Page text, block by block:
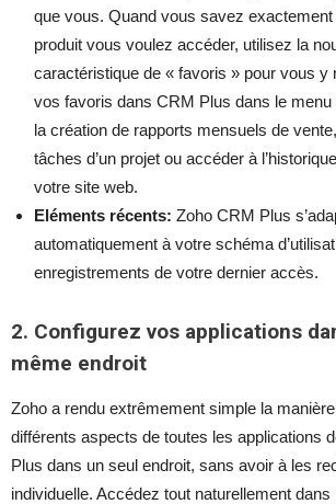
que vous. Quand vous savez exactement
produit vous voulez accéder, utilisez la
caractéristique de « favoris » pour vous y
vos favoris dans CRM Plus dans le menu
la création de rapports mensuels de
tâches d’un projet ou accéder à
votre site web.
Eléments récents: Zoho CRM Plus
automatiquement à votre schéma
enregistrements de votre dernier accès.
2. Configurez vos applications
même endroit
Zoho a rendu extrêmement simple la
différents aspects de toutes les applications
Plus dans un seul endroit, sans avoir à les
individuelle. Accédez tout naturellement dans